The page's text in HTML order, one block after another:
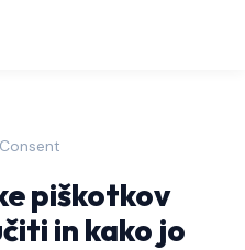
piškotkov
in kako jo